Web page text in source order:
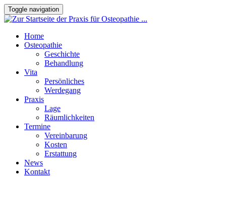
Toggle navigation
Home
Osteopathie
Geschichte
Behandlung
Vita
Persönliches
Werdegang
Praxis
Lage
Räumlichkeiten
Termine
Vereinbarung
Kosten
Erstattung
News
Kontakt